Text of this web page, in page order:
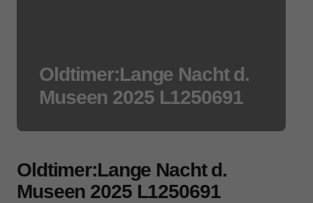
Oldtimer:Lange Nacht d.
Museen 2025 L1250691
Oldtimer:Lange Nacht d.
Museen 2025 L1250691